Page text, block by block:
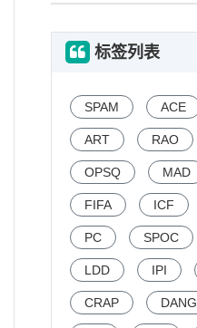
标签列表
SPAM ACE
ART RAO
OPSQ MAD
FIFA ICF
PC SPOC
LDD IPI
CRAP DANG